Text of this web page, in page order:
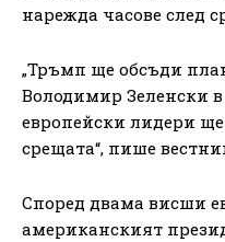
нарежда часове след
„Тръмп ще обсъди
Володимир Зеленски
европейски лидери
срещата“, пише
Според двама висши
американският